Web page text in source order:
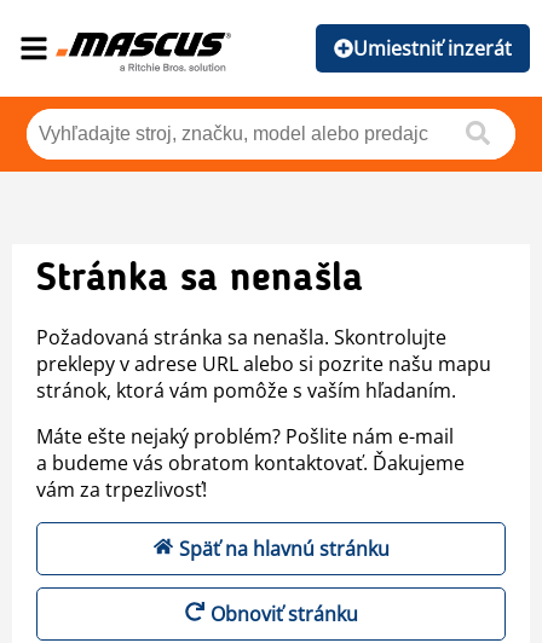
Umiestniť inzerát
Stránka sa nenašla
Požadovaná stránka sa nenašla. Skontrolujte
preklepy v adrese URL alebo si pozrite našu mapu
stránok, ktorá vám pomôže s vaším hľadaním.
Máte ešte nejaký problém? Pošlite nám e-mail
a budeme vás obratom kontaktovať. Ďakujeme
vám za trpezlivosť!
Späť na hlavnú stránku
Obnoviť stránku